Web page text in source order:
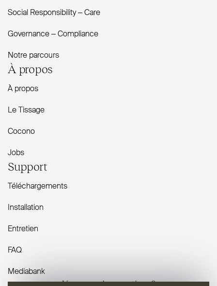
Social Responsibility – Care
Governance – Com­pliance
Notre parcours
À propos
À propos
Le Tissage
Cocono
Jobs
Support
Téléchargements
Installation
Entretien
FAQ
Mediabank
Vous avez des questions ?